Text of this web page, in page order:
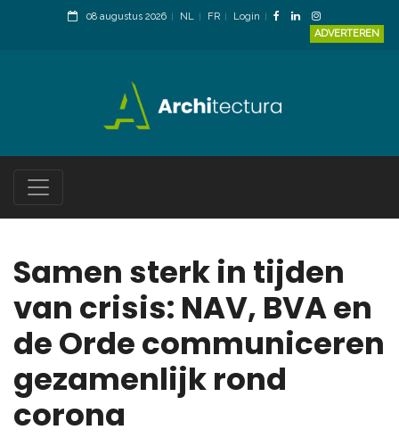
08 augustus 2026 NL FR
Login
ADVERTEREN
Samen sterk in tijden
van crisis: NAV, BVA en
de Orde communiceren
gezamenlijk rond
corona